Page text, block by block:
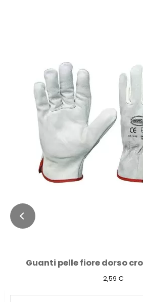
Guanti pelle fiore dorso
2,59 €